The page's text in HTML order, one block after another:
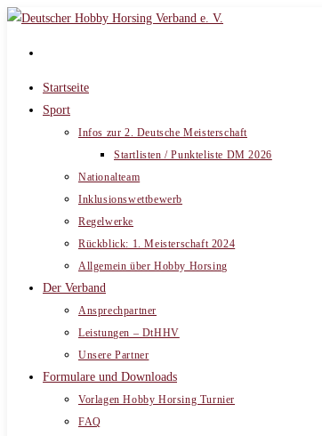
Zum
Startseite
Sport
Infos zur 2. Deutsche Meisterschaft
Startlisten / Punkteliste DM 2026
Nationalteam
Inklusionswettbewerb
Regelwerke
Rückblick: 1. Meisterschaft 2024
Allgemein über Hobby Horsing
Der Verband
Ansprechpartner
Leistungen – DtHHV
Unsere Partner
Formulare und Downloads
Vorlagen Hobby Horsing Turnier
FAQ